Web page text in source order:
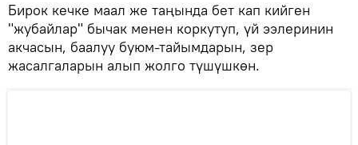
Бирок кечке маал же таңында бет кап кийген
"жубайлар" бычак менен коркутуп, үй ээлеринин
акчасын, баалуу буюм-тайымдарын, зер
жасалгаларын алып жолго түшүшкөн.